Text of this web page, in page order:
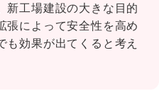
新工場建設の大きな目的
張によって安全性を高め
も効果が出てくると考え